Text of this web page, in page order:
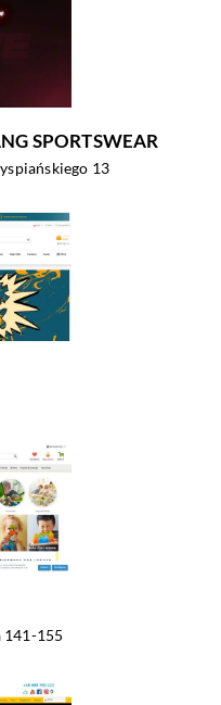
SPORTSWEAR
13
141-155